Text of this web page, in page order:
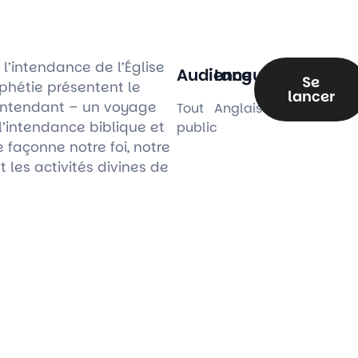
de l’Église
présentent le
– un voyage
biblique et
notre foi, notre
les activités divines de
Audience
Tout
public
Langue
Anglais
Se
lancer